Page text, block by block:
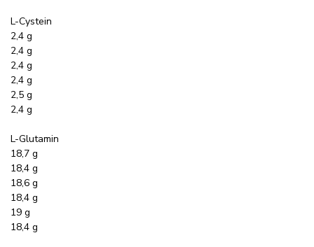
L-Cystein
2,4 g
2,4 g
2,4 g
2,4 g
2,5 g
2,4 g
L-Glutamin
18,7 g
18,4 g
18,6 g
18,4 g
19 g
18,4 g